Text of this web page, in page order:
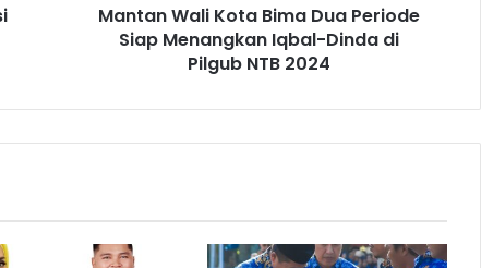
Mantan Wali Kota Bima Dua Periode
Siap Menangkan Iqbal-Dinda di
Pilgub NTB 2024